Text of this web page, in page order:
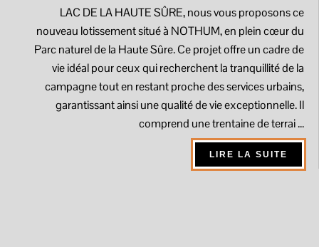
LAC DE LA HAUTE SÛRE, nous vous proposons ce
nouveau lotissement situé à NOTHUM, en plein cœur du
Parc naturel de la Haute Sûre. Ce projet offre un cadre de
vie idéal pour ceux qui recherchent la tranquillité de la
campagne tout en restant proche des services urbains,
garantissant ainsi une qualité de vie exceptionnelle. Il
comprend une trentaine de terrai ...
LIRE LA SUITE